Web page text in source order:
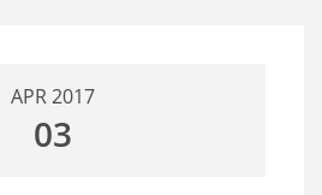
APR 2017
03